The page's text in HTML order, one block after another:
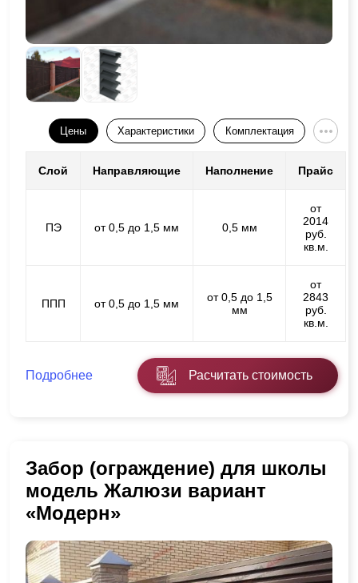
Цены Характеристики Комплектация
Слой Направляющие Наполнение Прайс
ПЭ от 0,5 до 1,5 мм 0,5 мм
от
2014
руб.
кв.м.
ППП от 0,5 до 1,5 мм
от 0,5 до 1,5
мм
от
2843
руб.
кв.м.
Подробнее Расчитать стоимость
Забор (ограждение) для школы
модель Жалюзи вариант
«Модерн»